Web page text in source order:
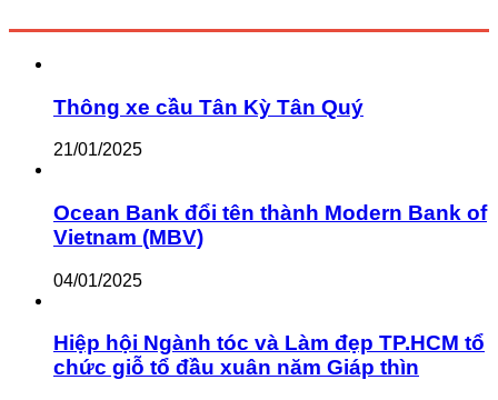
Thông xe cầu Tân Kỳ Tân Quý
21/01/2025
Ocean Bank đổi tên thành Modern Bank of
Vietnam (MBV)
04/01/2025
Hiệp hội Ngành tóc và Làm đẹp TP.HCM tổ
chức giỗ tổ đầu xuân năm Giáp thìn